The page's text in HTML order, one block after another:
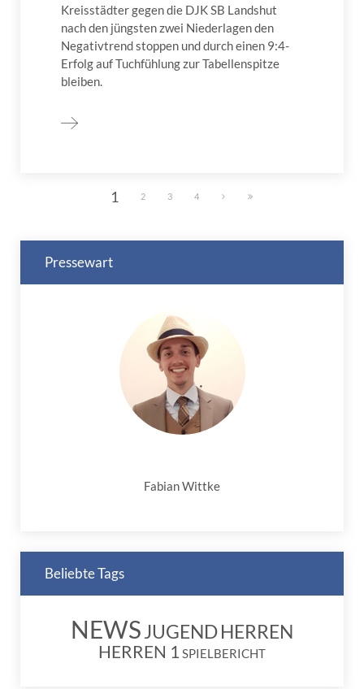
Kreisstädter gegen die DJK SB Landshut
nach den jüngsten zwei Niederlagen den
Negativtrend stoppen und durch einen 9:4-
Erfolg auf Tuchfühlung zur Tabellenspitze
bleiben.
1 2 3 4
Pressewart
Fabian Wittke
Beliebte Tags
NEWSJUGENDHERREN
HERREN 1 SPIELBERICHT